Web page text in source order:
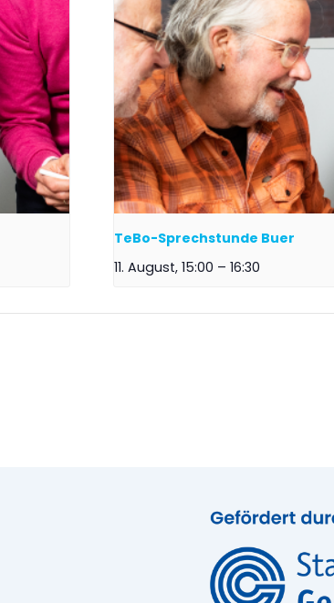
TeBo-Sprechstunde Buer
11. August, 15:00 – 16:30